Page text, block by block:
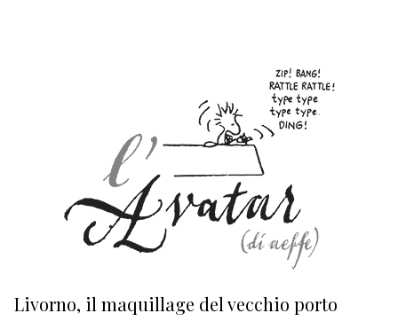
Livorno, il maquillage del vecchio porto